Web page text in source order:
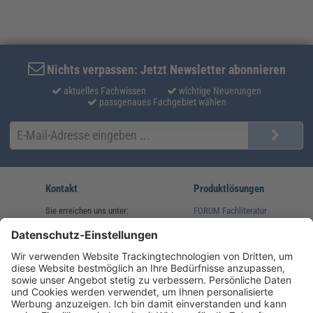
Nichts verpassen: Jetzt Newsletter abonnieren
aktuelles Fachwissen
wichtige Neuerungen
passgenaues Fachgebiet wählen
Kontakt
Sie erreichen uns unter:
(08233) 38 11 23
service@forum-verlag.com
Mo-Do 07:30 - 17:00 Uhr
Fr 07:30 - 15:00 Uhr
Produktlösungen
FORUM Fachliteratur